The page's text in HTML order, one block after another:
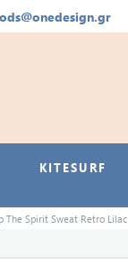
ods@onedesign.gr
KITESURF
The Spirit Sweat Retro Lilac